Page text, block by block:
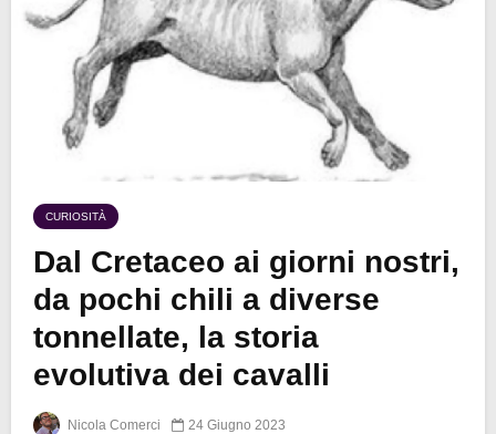
CURIOSITÀ
Dal Cretaceo ai giorni nostri,
da pochi chili a diverse
tonnellate, la storia
evolutiva dei cavalli
Nicola Comerci 24 Giugno 2023